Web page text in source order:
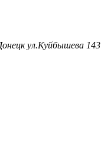
ул.Куйбышева